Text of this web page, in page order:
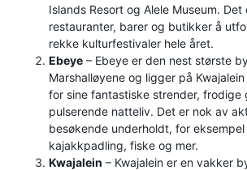
Islands Resort og Alele Museum. Det
restauranter, barer og butikker å
rekke kulturfestivaler hele året.
Ebeye – Ebeye er den nest største
Marshalløyene og ligger på
for sine fantastiske strender, frodige
pulserende natteliv. Det er nok av
besøkende underholdt, for eksempel
kajakkpadling, fiske og mer.
Kwajalein – Kwajalein er en vakker